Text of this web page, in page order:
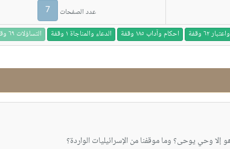
عدد الصفحات 7
٦٢ وقفة احكام وآداب ١٨٥ وقفة الدعاء والمناجاة ١ وقفة التساؤلات ٦٩ وقفة
وحي يوحى؟ وما موقفنا من الإسرائيليات الواردة؟